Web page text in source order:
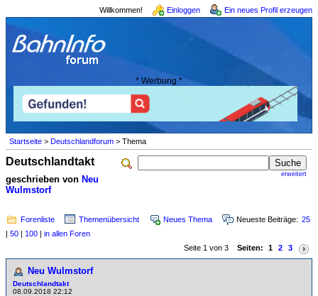
Willkommen! Einloggen Ein neues Profil erzeugen
* Werbung *
Startseite > Deutschlandforum > Thema
erweitert
Deutschlandtakt
geschrieben von Neu
Wulmstorf
Forenliste Themenübersicht Neues Thema Neueste Beiträge: 25
| 50 | 100 | in allen Foren
Seite 1 von 3 Seiten: 1 2 3
Neu Wulmstorf
Deutschlandtakt
08.09.2018 22:12